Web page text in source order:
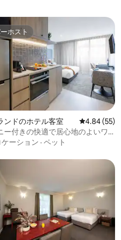
4.65つ星の平均評価
ホスト
ホスト
ンドのホテル客室 レビュー55
4.84 (55)
ー付きの快適で居心地のよいワ
のマンション・アパート
ケーション · ペット